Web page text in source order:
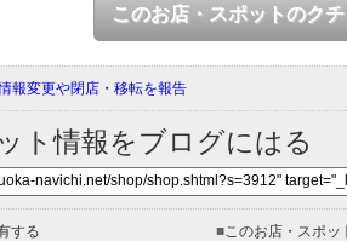
このお店・スポットのク
報変更や閉店・移転を報告
ト情報をブログにはる
する ■ このお店・スポ